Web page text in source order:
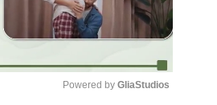
Powered by GliaStudios